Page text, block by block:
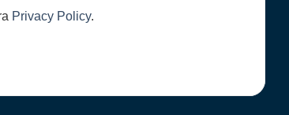
Privacy Policy.